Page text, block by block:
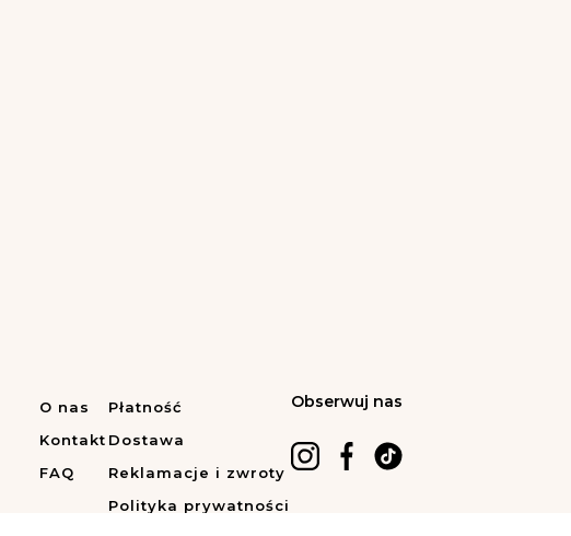
O nas
Kontakt
FAQ
Płatność
Dostawa
Reklamacje i zwroty
Polityka prywatności
Obserwuj nas